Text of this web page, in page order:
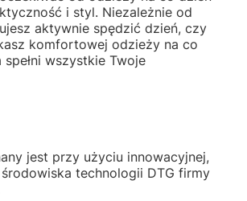
i styl. Niezależnie od
aktywnie spędzić dzień, czy
komfortowej odzieży na co
wszystkie Twoje
jest przy użyciu innowacyjnej,
technologii DTG firmy